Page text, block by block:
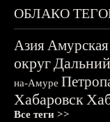
ОБЛАКО
АзияАмурская
округ
на-Амуре
Хабаровск
Все теги >>